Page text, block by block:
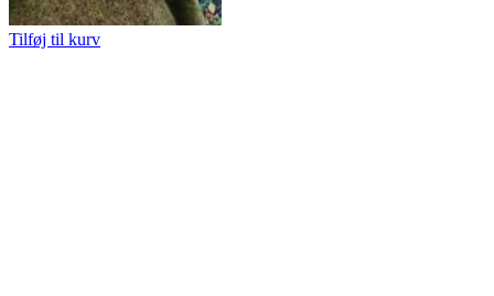
Tilføj til kurv